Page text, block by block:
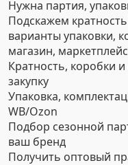
Нужна партия,
Подскажем
варианты упаковки,
магазин,
Кратность, коробки
закупку
Упаковка,
WB/Ozon
Подбор сезонной
ваш бренд
Получить оптовый